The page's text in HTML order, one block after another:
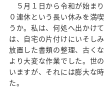
５月１日から令和が始ま
０連休という長い休みを満
うか。私は、何処へ出かけ
は、自宅の片付けにいそし
放置した書類の整理、古く
より大変な作業でした。世
いますが、それには膨大な
た。